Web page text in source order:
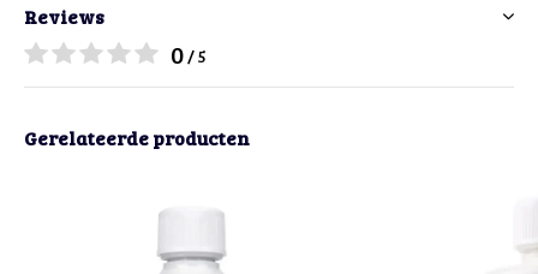
Reviews
0/ 5
Gerelateerde producten